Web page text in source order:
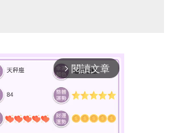
arrow_forward_ios 閱讀文章